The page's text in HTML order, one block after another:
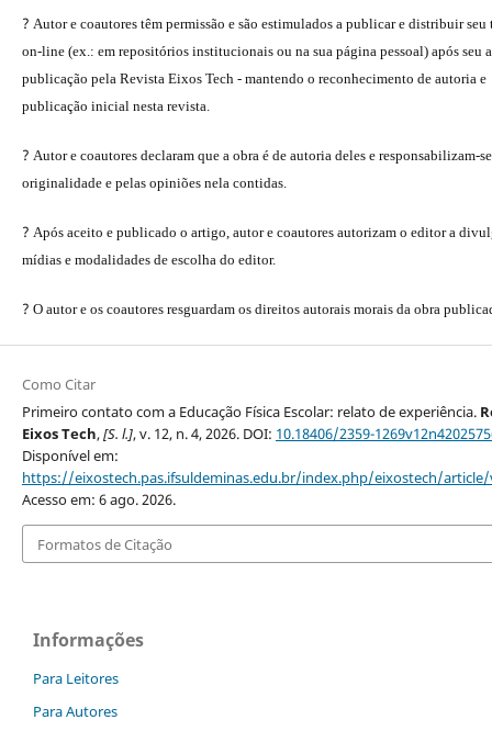
? Autor e coautores têm permissão e são estimulados a publicar e distribuir seu
on-line (ex.: em repositórios institucionais ou na sua página pessoal) após seu
publicação pela Revista Eixos Tech - mantendo o reconhecimento de autoria e
publicação inicial nesta revista.
? Autor e coautores declaram que a obra é de autoria deles e responsabilizam-
originalidade e pelas opiniões nela contidas.
? Após aceito e publicado o artigo, autor e coautores autorizam o editor a
mídias e modalidades de escolha do editor.
? O autor e os coautores resguardam os direitos autorais morais da obra
Como Citar
Primeiro contato com a Educação Física Escolar: relato de experiência.
Eixos Tech,[S. l.], v. 12, n. 4, 2026. DOI: 10.18406/2359-
Disponível em:
https://eixostech.pas.ifsuldeminas.edu.br/index.php/eixostech/
Acesso em: 6 ago. 2026.
Formatos de Citação
Informações
Para Leitores
Para Autores